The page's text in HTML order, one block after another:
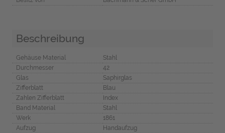
Beschreibung
Gehäuse Material
Stahl
Durchmesser
42
Glas
Saphirglas
Zifferblatt
Blau
Zahlen Zifferblatt
Index
Band Material
Stahl
Werk
1861
Aufzug
Handaufzug